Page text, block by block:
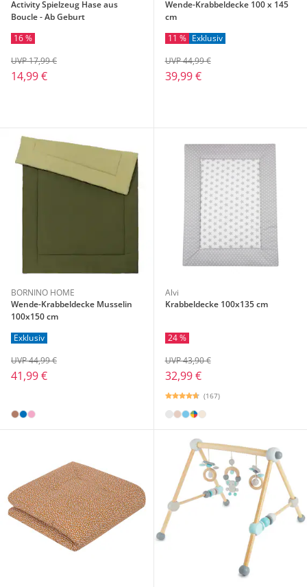
Activity Spielzeug Hase aus
Boucle - Ab Geburt
16 %
14,99 €
UVP 17,99 €
Wende-Krabbeldecke 100 x 145
cm
11 % Exklusiv
39,99 €
UVP 44,99 €
BORNINO HOME
Wende-Krabbeldecke Musselin
100x150 cm
Exklusiv
41,99 €
UVP 44,99 €
Alvi
Krabbeldecke 100x135 cm
24 %
32,99 €
UVP 43,90 €
(167)